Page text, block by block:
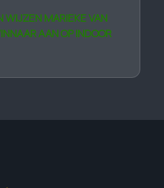
WIJZEN MARIEKE VAN
AAN OP INDOOR